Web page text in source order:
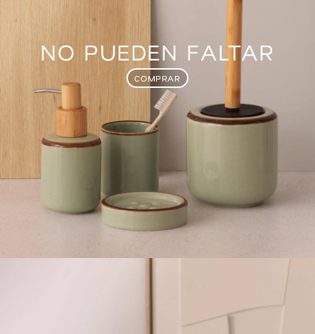
NO PUEDEN FALTAR
COMPRAR